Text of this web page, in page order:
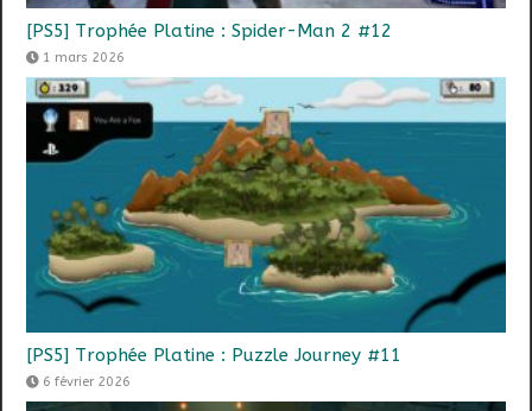
[PS5] Trophée Platine : Spider-Man 2 #12
1 mars 2026
[PS5] Trophée Platine : Puzzle Journey #11
6 février 2026